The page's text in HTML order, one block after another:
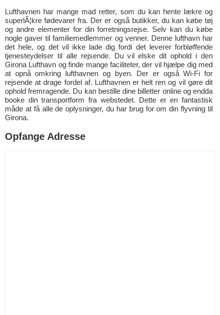
Lufthavnen har mange mad retter, som du kan hente lækre og
superlÃ¦kre fødevarer fra. Der er også butikker, du kan købe tøj
og andre elementer for din forretningsrejse. Selv kan du købe
nogle gaver til familiemedlemmer og venner. Denne lufthavn har
det hele, og det vil ikke lade dig fordi det leverer forbløffende
tjenesteydelser til alle rejsende. Du vil elske dit ophold i den
Girona Lufthavn og finde mange faciliteter, der vil hjælpe dig med
at opnå omkring lufthavnen og byen. Der er også Wi-Fi for
rejsende at drage fordel af. Lufthavnen er helt ren og vil gøre dit
ophold fremragende. Du kan bestille dine billetter online og endda
booke din transportform fra webstedet. Dette er en fantastisk
måde at få alle de oplysninger, du har brug for om din flyvning til
Girona.
Opfange Adresse